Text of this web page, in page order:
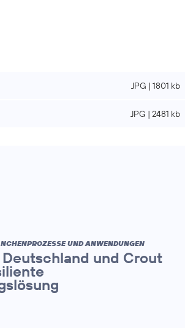
JPG | 1801 kb
JPG | 2481 kb
UND ANWENDUNGEN
und Crout